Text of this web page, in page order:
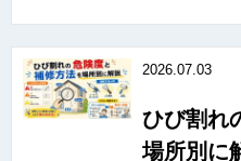
2026.07.03
ひび割れ
場所別に